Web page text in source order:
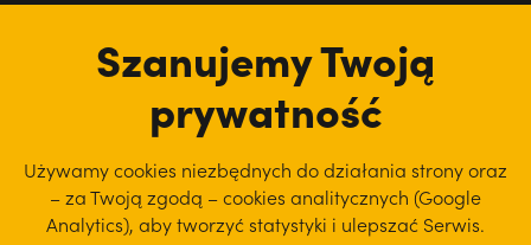
Szanujemy Twoją
prywatność
Używamy cookies niezbędnych do działania strony oraz
– za Twoją zgodą – cookies analitycznych (Google
Analytics), abytworzyć statystyki i ulepszać Serwis.